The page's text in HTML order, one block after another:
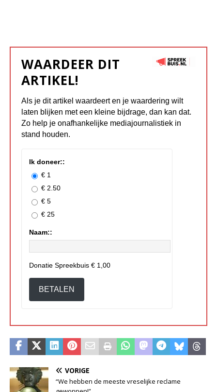
WAARDEER DIT
ARTIKEL!
Als je dit artikel waardeert en je waardering wilt
laten blijken met een kleine bijdrage, dan kan dat.
Zo help je onafhankelijke mediajournalistiek in
stand houden.
Ik doneer::
€ 1
€ 2.50
€ 5
€ 25
Naam::
Donatie Spreekbuis € 1,00
BETALEN
VORIGE
“We hebben de meeste vreselijke reclame